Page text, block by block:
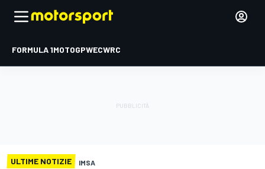
FORMULA 1MOTOGPWECWRC
ULTIME NOTIZIE IMSA